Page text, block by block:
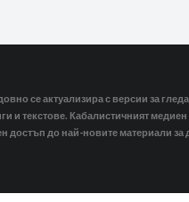
се актуализира с версии за
и текстове. Кабалистичният
достъп до най-новите материали за